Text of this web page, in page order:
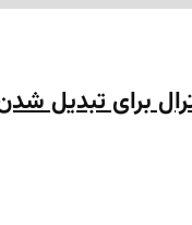
برای تبدیل